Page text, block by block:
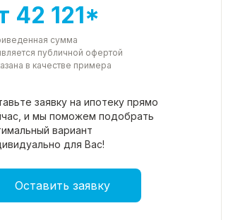
42 121*
сумма
публичной офертой
в качестве примера
заявку на ипотеку прямо
и мы поможем подобрать
вариант
для Вас!
Оставить заявку